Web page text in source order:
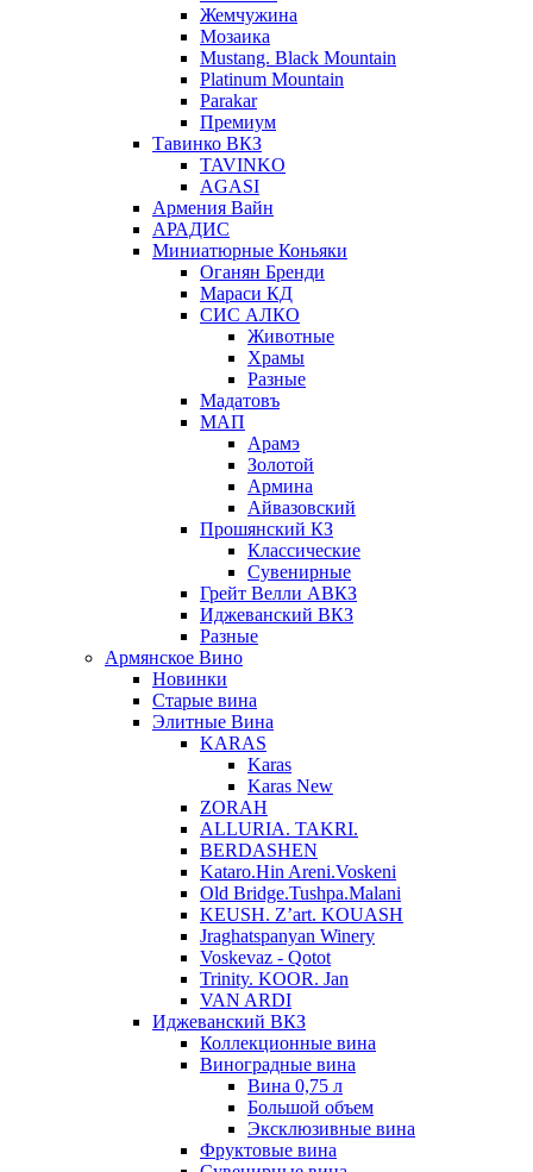
Жемчужина
Мозаика
Mustang. Black Mountain
Platinum Mountain
Parakar
Премиум
Тавинко ВКЗ
TAVINKO
AGASI
Армения Вайн
АРАДИС
Миниатюрные Коньяки
Оганян Бренди
Мараси КД
СИС АЛКО
Животные
Храмы
Разные
Мадатовъ
МАП
Арамэ
Золотой
Армина
Айвазовский
Прошянский КЗ
Классические
Сувенирные
Грейт Велли АВКЗ
Иджеванский ВКЗ
Разные
Армянское Вино
Новинки
Старые вина
Элитные Вина
KARAS
Karas
Karas New
ZORAH
ALLURIA. TAKRI.
BERDASHEN
Kataro.Hin Areni.Voskeni
Old Bridge.Tushpa.Malani
KEUSH. Z’art. KOUASH
Jraghatspanyan Winery
Voskevaz - Qotot
Trinity. KOOR. Jan
VAN ARDI
Иджеванский ВКЗ
Коллекционные вина
Виноградные вина
Вина 0,75 л
Большой объем
Эксклюзивные вина
Фруктовые вина